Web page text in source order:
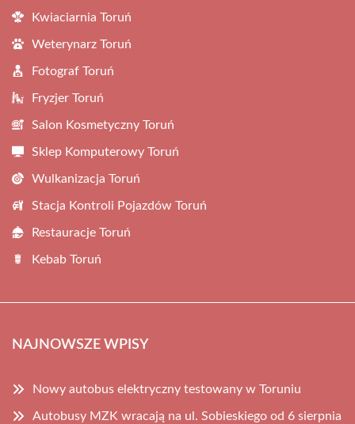
Kwiaciarnia Toruń
Weterynarz Toruń
Fotograf Toruń
Fryzjer Toruń
Salon Kosmetyczny Toruń
Sklep Komputerowy Toruń
Wulkanizacja Toruń
Stacja Kontroli Pojazdów Toruń
Restauracje Toruń
Kebab Toruń
NAJNOWSZE WPISY
Nowy autobus elektryczny testowany w Toruniu
Autobusy MZK wracają na ul. Sobieskiego od 6 sierpnia